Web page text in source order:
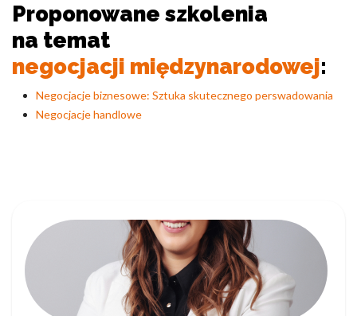
Proponowane szkolenia
na temat
negocjacji międzynarodowej:
Negocjacje biznesowe: Sztuka skutecznego perswadowania
Negocjacje handlowe